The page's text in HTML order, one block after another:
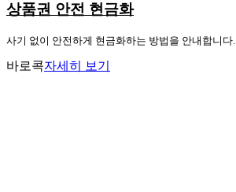
상품권 안전 현금화
사기 없이 안전하게 현금화하는 방법을 안내합니다.
바로콕자세히 보기